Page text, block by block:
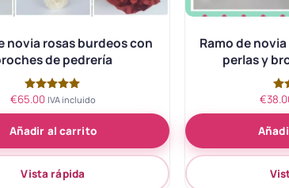
novia rosas burdeos con
de pedrería
Valorado
de 5
€65.00 IVA incluido
Añadir al carrito
Vista rápida
Ramo de
perlas y
€